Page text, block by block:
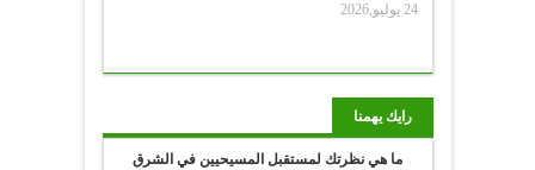
24 يوليو,2026
رايك يهمنا
ما هي نظرتك لمستقبل المسيحيين في الشرق